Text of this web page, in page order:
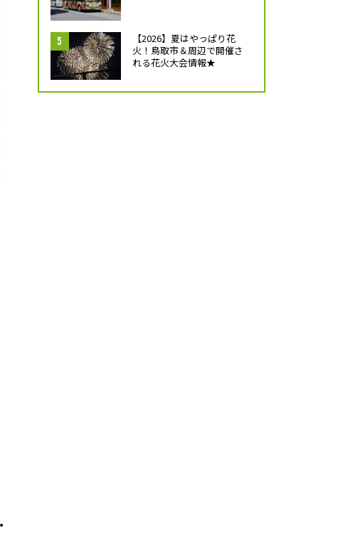
【2026】夏はやっぱり花
火！鳥取市＆周辺で開催さ
れる花火大会情報★